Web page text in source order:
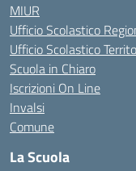
MIUR
Ufficio Scolastico
Ufficio Scolastico
Scuola in Chiaro
Iscrizioni On Line
Invalsi
Comune
La Scuola